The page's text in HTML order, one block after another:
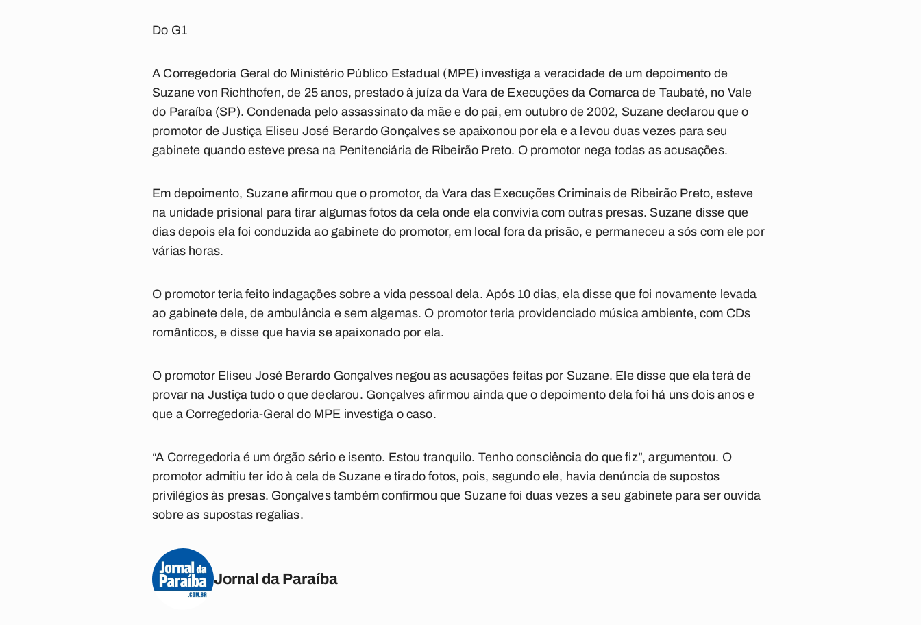
Do G1
A Corregedoria Geral do Ministério Público Estadual (MPE) investiga a veracidade de um depoimento de
Suzane von Richthofen, de 25 anos, prestado à juíza da Vara de Execuções da Comarca de Taubaté, no Vale
do Paraíba (SP). Condenada pelo assassinato da mãe e do pai, em outubro de 2002, Suzane declarou que o
promotor de Justiça Eliseu José Berardo Gonçalves se apaixonou por ela e a levou duas vezes para seu
gabinete quando esteve presa na Penitenciária de Ribeirão Preto. O promotor nega todas as acusações.
Em depoimento, Suzane afirmou que o promotor, da Vara das Execuções Criminais de Ribeirão Preto, esteve
na unidade prisional para tirar algumas fotos da cela onde ela convivia com outras presas. Suzane disse que
dias depois ela foi conduzida ao gabinete do promotor, em local fora da prisão, e permaneceu a sós com ele por
várias horas.
O promotor teria feito indagações sobre a vida pessoal dela. Após 10 dias, ela disse que foi novamente levada
ao gabinete dele, de ambulância e sem algemas. O promotor teria providenciado música ambiente, com CDs
românticos, e disse que havia se apaixonado por ela.
O promotor Eliseu José Berardo Gonçalves negou as acusações feitas por Suzane. Ele disse que ela terá de
provar na Justiça tudo o que declarou. Gonçalves afirmou ainda que o depoimento dela foi há uns dois anos e
que a Corregedoria-Geral do MPE investiga o caso.
“A Corregedoria é um órgão sério e isento. Estou tranquilo. Tenho consciência do que fiz”, argumentou. O
promotor admitiu ter ido à cela de Suzane e tirado fotos, pois, segundo ele, havia denúncia de supostos
privilégios às presas. Gonçalves também confirmou que Suzane foi duas vezes a seu gabinete para ser ouvida
sobre as supostas regalias.
Jornal da Paraíba